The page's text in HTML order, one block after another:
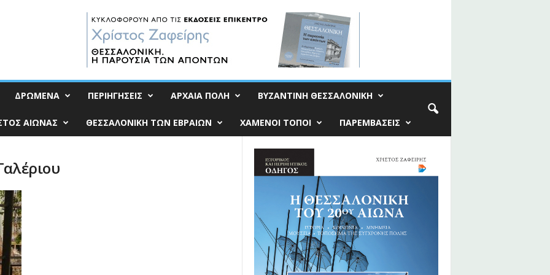
ΔΡΩΜΕΝΑ ΠΕΡΙΗΓΗΣΕΙΣ ΑΡΧΑΙΑ ΠΟΛΗ ΒΥΖΑΝΤΙΝΗ ΘΕΣΣΑΛΟΝΙΚΗ
ΑΙΩΝΑΣ ΘΕΣΣΑΛΟΝΙΚΗ ΤΩΝ ΕΒΡΑΙΩΝ ΧΑΜΕΝΟΙ ΤΟΠΟΙ ΠΑΡΕΜΒΑΣΕΙΣ